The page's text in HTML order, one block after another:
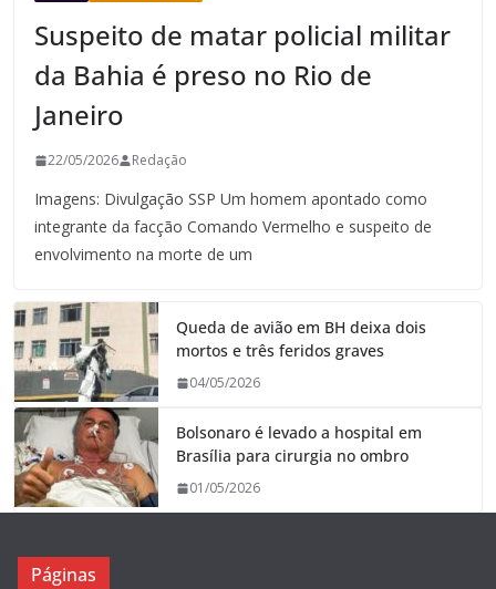
Suspeito de matar policial militar
da Bahia é preso no Rio de
Janeiro
22/05/2026 Redação
Imagens: Divulgação SSP Um homem apontado como
integrante da facção Comando Vermelho e suspeito de
envolvimento na morte de um
Queda de avião em BH deixa dois
mortos e três feridos graves
04/05/2026
Bolsonaro é levado a hospital em
Brasília para cirurgia no ombro
01/05/2026
Páginas